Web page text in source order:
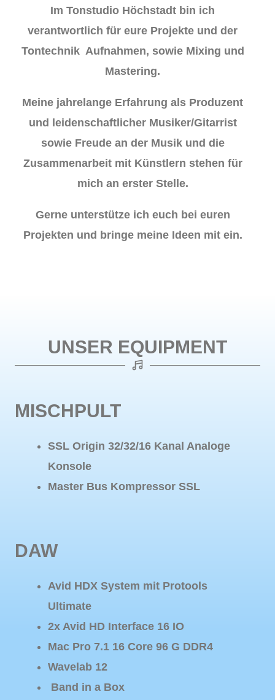
Im Tonstudio Höchstadt bin ich
verantwortlich für eure Projekte und der
Tontechnik Aufnahmen, sowie Mixing und
Mastering.
Meine jahrelange Erfahrung als Produzent
und leidenschaftlicher Musiker/Gitarrist
sowie Freude an der Musik und die
Zusammenarbeit mit Künstlern stehen für
mich an erster Stelle.
Gerne unterstütze ich euch bei euren
Projekten und bringe meine Ideen mit ein.
UNSER EQUIPMENT
MISCHPULT
SSL Origin 32/32/16 Kanal Analoge
Konsole
Master Bus Kompressor SSL
DAW
Avid HDX System mit Protools
Ultimate
2x Avid HD Interface 16 IO
Mac Pro 7.1 16 Core 96 G DDR4
Wavelab 12
Band in a Box